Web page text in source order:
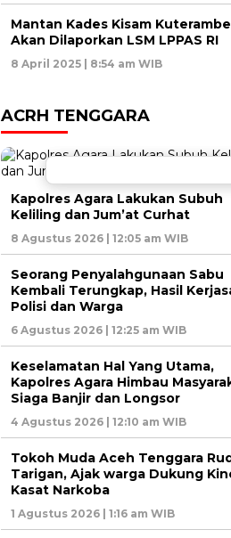
Mantan Kades Kisam Kuterambe
Akan Dilaporkan LSM LPPAS RI
8 April 2025 | 8:54 am WIB
ACRH TENGGARA
Kapolres Agara Lakukan Subuh
Keliling dan Jum’at Curhat
8 Agustus 2026 | 12:05 am WIB
Seorang Penyalahgunaan Sabu
Kembali Terungkap, Hasil
Polisi dan Warga
6 Agustus 2026 | 12:25 am WIB
Keselamatan Hal Yang Utama,
Kapolres Agara Himbau
Siaga Banjir dan Longsor
4 Agustus 2026 | 12:10 am WIB
Tokoh Muda Aceh Tenggara
Tarigan, Ajak warga Dukung
Kasat Narkoba
1 Agustus 2026 | 1:16 am WIB